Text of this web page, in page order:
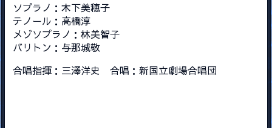
ソプラノ：木下美穂子
テノール：高橋淳
メゾソプラノ：林美智子
バリトン：与那城敬
合唱指揮：三澤洋史 合唱：新国立劇場合唱団